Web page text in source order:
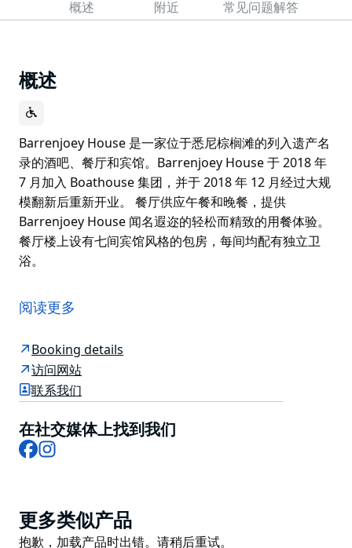
概述 附近 常见问题解答
概述
Barrenjoey House 是一家位于悉尼棕榈滩的列入遗产名
录的酒吧、餐厅和宾馆。Barrenjoey House 于 2018 年
7 月加入 Boathouse 集团，并于 2018 年 12 月经过大规
模翻新后重新开业。 餐厅供应午餐和晚餐，提供
Barrenjoey House 闻名遐迩的轻松而精致的用餐体验。
餐厅楼上设有七间宾馆风格的包房，每间均配有独立卫
浴。
录的酒吧、餐厅和宾馆。Barrenjoey House 于 2018 年
7 月加入 Boathouse 集团，并于 2018 年 12 月经过大规
餐厅供应午餐和晚餐，提供 Barrenjoey House 闻名遐迩
的轻松而精致的用餐体验。餐厅楼上设有七间宾馆风格的
包房，每间均配有独立卫浴。
阅读更多
Booking details
访问网站
联系我们
在社交媒体上找到我们
Facebook
Product
List
更多类似产品
Product
抱歉，加载产品时出错。请稍后重试。